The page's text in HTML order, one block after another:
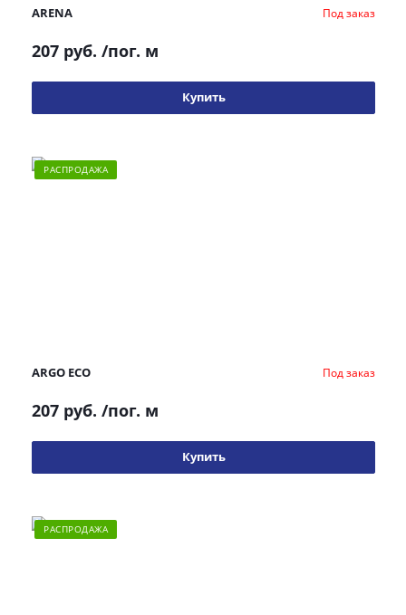
ARENA Под заказ
207 руб. /пог. м
Купить
РАСПРОДАЖА
ARGO ECO Под заказ
207 руб. /пог. м
Купить
РАСПРОДАЖА